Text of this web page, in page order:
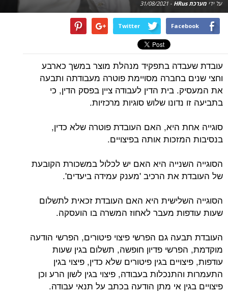
על ידי מערכת HRus -
31/08/2021
Facebook
Twitter
עובדת שעבדה בתפקיד מנהלת מוצר במשך כארבע
וחצי שנים בחברה מסויימת פוטרה מעבודתה ותבעה
את המעסיק. בית הדין לעבודה ציין בפסק הדין, כי
בתביעה זו נדונו שלוש סוגיות מרכזיות.
סוגייה אחת היא, האם העובדת פוטרה שלא כדין,
בנסיבות המזכות אותה בפיצויים.
הסוגייה השנייה היא האם יש לכלול במשכורת הקובעת
של העובדת את הרכיב 'מענק עמידה ביעדים'.
הסוגייה השלישית היא האם העובדת זכאית לתשלום
שעות עודפות מעבר לאחוז המשרה בו הועסקה.
העובדת תבעה גם הפרשי פיצוי פיטורים, הפרשי הודעה
מוקדמת, הפרשי פדיון חופשה, תשלום בגין שעות
עודפות, פיצויים בגין פיטורים שלא כדין, פיצוי בגין
התעמרות והתנכלות בעבודה, פיצוי בגין לשון הרע וכן
פיצויים בגין אי מתן הודעה בכתב על תנאי עבודה.